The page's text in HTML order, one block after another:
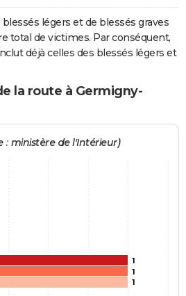
légers et de blessés graves
total de victimes. Par conséquent,
déjà celles des blessés légers et
la route à Germigny-
: ministère de l'Intérieur)
1
1
1